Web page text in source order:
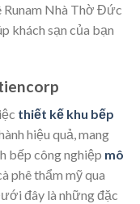
Runam Nhà Thờ Đức
khách sạn của bạn
thiết kế khu bếp
hiệu quả, mang
bếp công nghiệp mô
phê thẩm mỹ qua
đây là những đặc